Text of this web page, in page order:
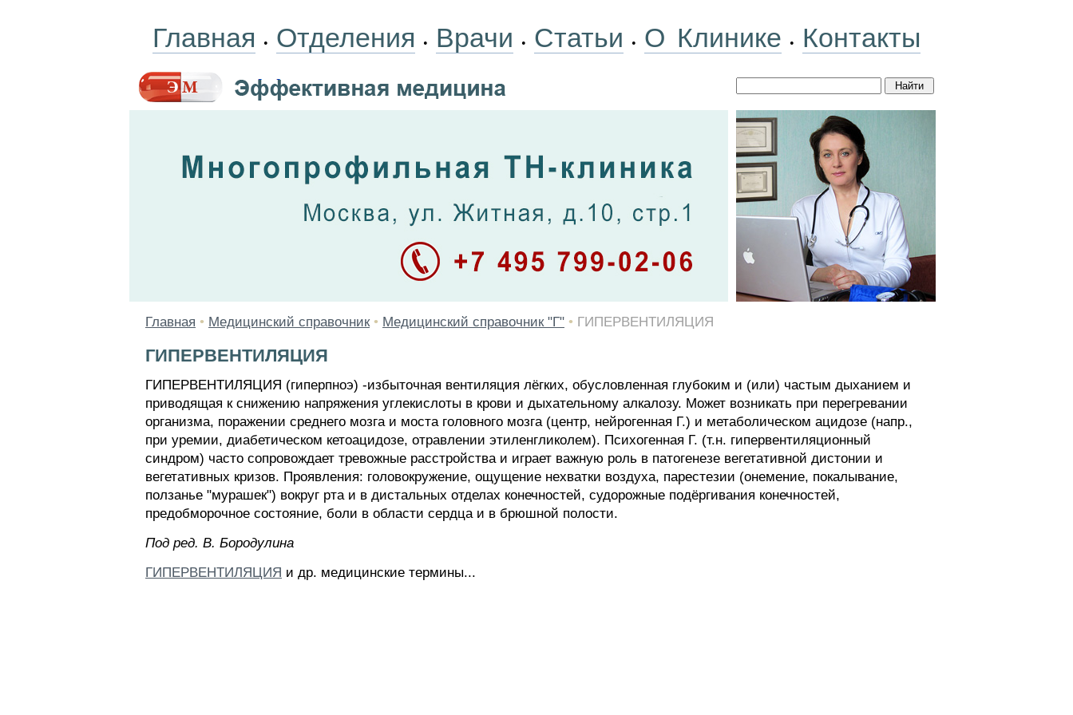
Главная • Отделения • Врачи • Статьи • О Клинике • Контакты
Главная • Медицинский справочник • Медицинский справочник "Г" • ГИПЕРВЕНТИЛЯЦИЯ
ГИПЕРВЕНТИЛЯЦИЯ
ГИПЕРВЕНТИЛЯЦИЯ (гиперпноэ) -избыточная вентиляция лёгких, обусловленная глубоким и (или) частым дыханием и
приводящая к снижению напряжения углекислоты в крови и дыхательному алкалозу. Может возникать при перегревании
организма, поражении среднего мозга и моста головного мозга (центр, нейрогенная Г.) и метаболическом ацидозе (напр.,
при уремии, диабетическом кетоацидозе, отравлении этиленгликолем). Психогенная Г. (т.н. гипервентиляционный
синдром) часто сопровождает тревожные расстройства и играет важную роль в патогенезе вегетативной дистонии и
вегетативных кризов. Проявления: головокружение, ощущение нехватки воздуха, парестезии (онемение, покалывание,
ползанье "мурашек") вокруг рта и в дистальных отделах конечностей, судорожные подёргивания конечностей,
предобморочное состояние, боли в области сердца и в брюшной полости.
Пoд peд. B. Бopoдyлинa
ГИПЕРВЕНТИЛЯЦИЯ и др. медицинские термины...